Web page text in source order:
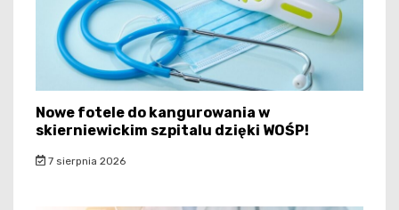
Nowe fotele do kangurowania w
skierniewickim szpitalu dzięki WOŚP!
7 sierpnia 2026